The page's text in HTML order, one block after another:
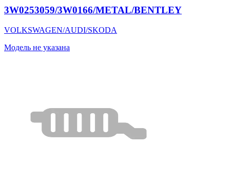
3W0253059/3W0166/METAL/BENTLEY
VOLKSWAGEN/AUDI/SKODA
Модель не указана